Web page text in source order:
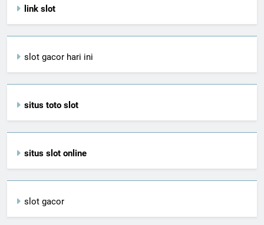
link slot
slot gacor hari ini
situs toto slot
situs slot online
slot gacor